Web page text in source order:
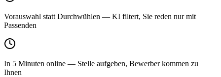
Vorauswahl statt Durchwühlen — KI filtert, Sie reden nur mit
Passenden
In 5 Minuten online — Stelle aufgeben, Bewerber kommen zu
Ihnen